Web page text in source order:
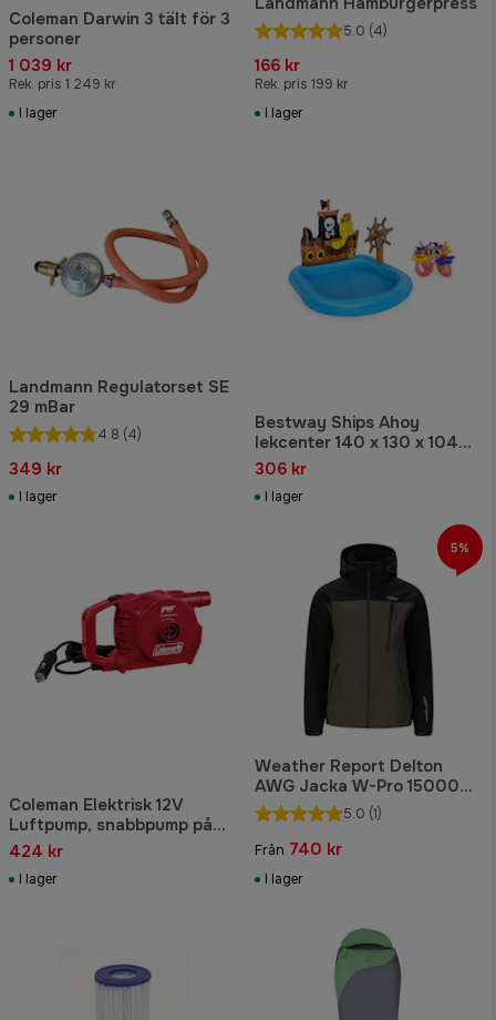
Coleman Darwin 3 tält för 3
personer
1 039 kr
Rek. pris 1 249 kr
I lager
5.0 (4)
166 kr
Rek. pris 199 kr
I lager
Landmann Regulatorset SE
29 mBar
4.8 (4)
349 kr
I lager
Bestway Ships Ahoy
lekcenter 140 x 130 x 104
cm
306 kr
I lager
Coleman Elektrisk 12V
Luftpump, snabbpump på
679 liter per minut
424 kr
I lager
Weather Report Delton
AWG Jacka W-Pro 15000
Herr Svart/Grågrön
5.0 (1)
Från 740 kr
I lager
5%